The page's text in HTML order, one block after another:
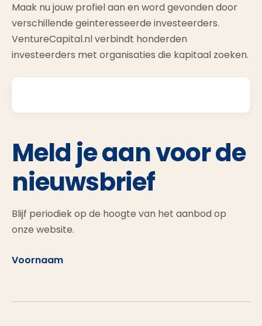
Maak nu jouw profiel aan en word gevonden door
verschillende geinteresseerde investeerders.
VentureCapital.nl verbindt honderden
investeerders met organisaties die kapitaal zoeken.
Meld je aan voor de
nieuwsbrief
Blijf periodiek op de hoogte van het aanbod op
onze website.
Voornaam